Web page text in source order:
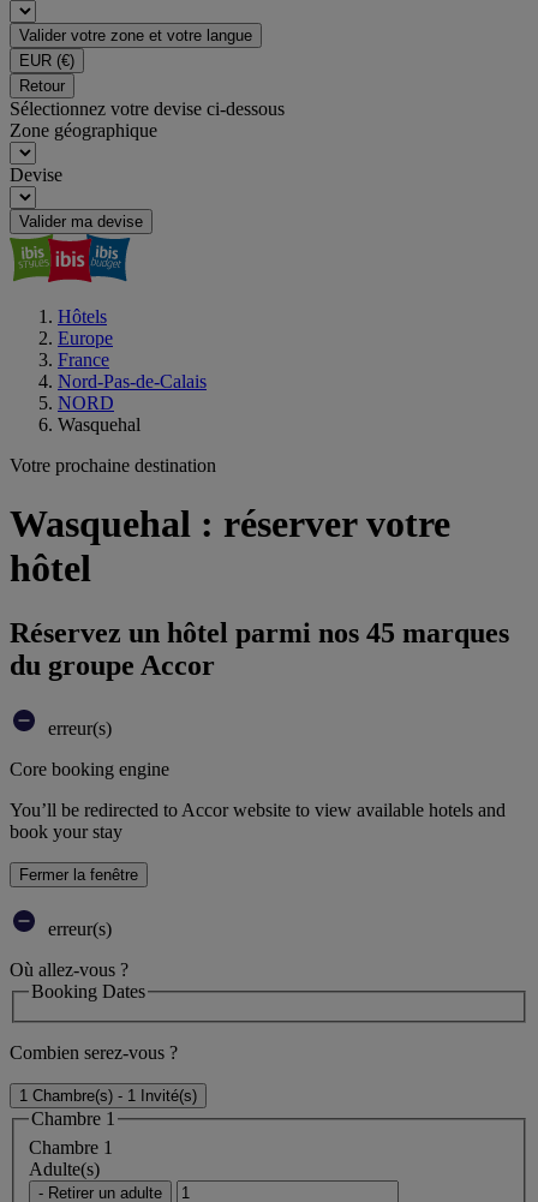
Valider votre zone et votre langue
EUR (€)
Retour
Sélectionnez votre devise ci-dessous
Zone géographique
Devise
Valider ma devise
Hôtels
Europe
France
Nord-Pas-de-Calais
NORD
Wasquehal
Votre prochaine destination
Wasquehal : réserver votre
hôtel
Réservez un hôtel parmi nos 45 marques
du groupe Accor
erreur(s)
Core booking engine
You’ll be redirected to Accor website to view available hotels and
book your stay
Fermer la fenêtre
erreur(s)
Où allez-vous ?
Booking Dates
Combien serez-vous ?
1 Chambre(s) - 1 Invité(s)
Chambre 1
Chambre 1
Adulte(s)
- Retirer un adulte